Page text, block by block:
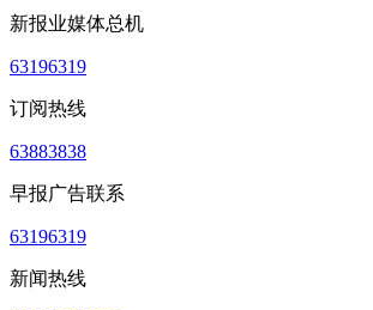
新报业媒体总机
63196319
订阅热线
63883838
早报广告联系
63196319
新闻热线